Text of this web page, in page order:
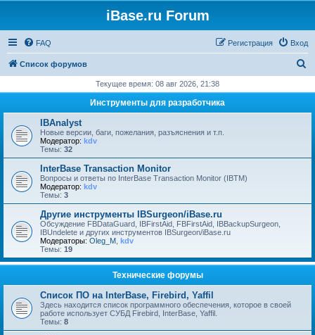
iBase.ru Forum
FAQ Вход
Регистрация
Список форумов
с
Текущее время: 08 авг 2026, 21:38
Инструменты для разработчика
IBAnalyst
Новые версии, баги, пожелания, разъяснения и т.п.
Модератор: kdv
Темы: 32
InterBase Transaction Monitor
Вопросы и ответы по InterBase Transaction Monitor (IBTM)
Модератор: kdv
Темы: 3
Другие инструменты IBSurgeon/iBase.ru
Обсуждение FBDataGuard, IBFirstAid, FBFirstAid, IBBackupSurgeon,
IBUndelete и других инструментов IBSurgeon/iBase.ru
Модераторы: Oleg_M kdv
Темы: 19
Технические форумы
Список ПО на InterBase, Firebird, Yaffil
Здесь находится список программного обеспечения, которое в своей
работе использует СУБД Firebird, InterBase, Yaffil.
Темы: 8